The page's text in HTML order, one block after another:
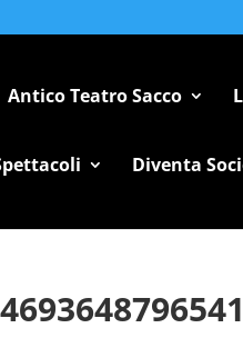
Antico Teatro Sacco
Diventa